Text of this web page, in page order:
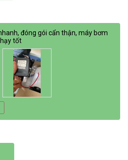
đóng gói cẩn thận, máy bơm
tốt